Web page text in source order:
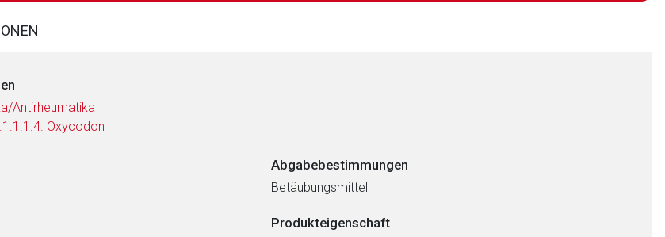
Antirheumatika
Oxycodon
Abgabebestimmungen
Betäubungsmittel
Produkteigenschaft